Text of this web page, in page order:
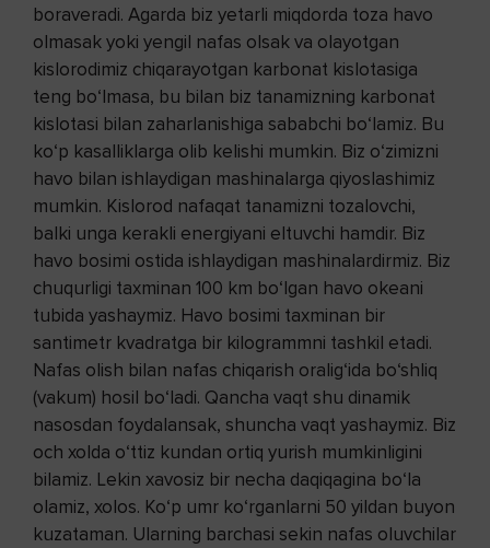
boraveradi. Agarda biz yetarli miqdorda toza havo
olmasak yoki yengil nafas olsak va olayotgan
kislorodimiz chiqarayotgan karbonat kislotasiga
teng bo‘lmasa, bu bilan biz tanamizning karbonat
kislotasi bilan zaharlanishiga sababchi bo‘lamiz. Bu
ko‘p kasalliklarga olib kelishi mumkin. Biz o‘zimizni
havo bilan ishlaydigan mashinalarga qiyoslashimiz
mumkin. Kislorod nafaqat tanamizni tozalovchi,
balki unga kerakli energiyani eltuvchi hamdir. Biz
havo bosimi ostida ishlaydigan mashinalardirmiz. Biz
chuqurligi taxminan 100 km bo‘lgan havo okeani
tubida yashaymiz. Havo bosimi taxminan bir
santimetr kvadratga bir kilogrammni tashkil etadi.
Nafas olish bilan nafas chiqarish oralig‘ida bo‘shliq
(vakum) hosil bo‘ladi. Qancha vaqt shu dinamik
nasosdan foydalansak, shuncha vaqt yashaymiz. Biz
och xolda o‘ttiz kundan ortiq yurish mumkinligini
bilamiz. Lekin xavosiz bir necha daqiqagina bo‘la
olamiz, xolos. Ko‘p umr ko‘rganlarni 50 yildan buyon
kuzataman. Ularning barchasi sekin nafas oluvchilar